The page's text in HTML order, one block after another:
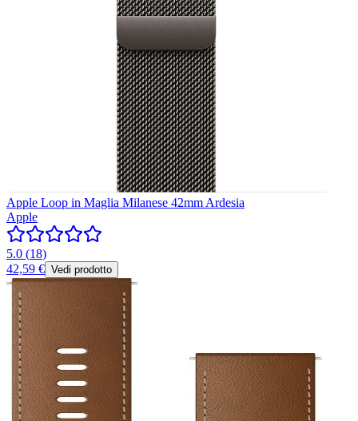
Apple Loop in Maglia Milanese 42mm Ardesia
Apple
5.0 (18)
42,59 € Vedi prodotto